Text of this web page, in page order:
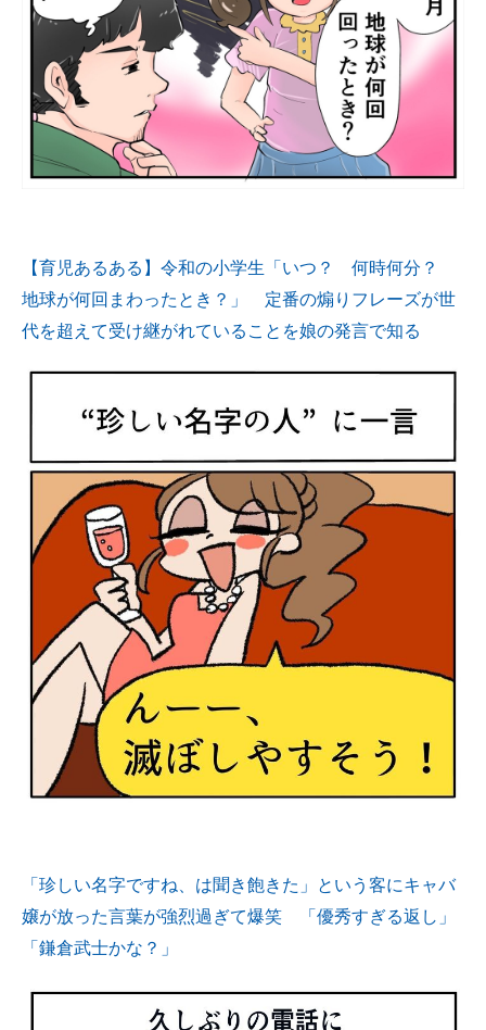
【育児あるある】令和の小学生「いつ？ 何時何分？
地球が何回まわったとき？」 定番の煽りフレーズが世
代を超えて受け継がれていることを娘の発言で知る
「珍しい名字ですね、は聞き飽きた」という客にキャバ
嬢が放った言葉が強烈過ぎて爆笑 「優秀すぎる返し」
「鎌倉武士かな？」